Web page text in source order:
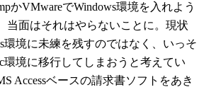
かVMwareでWindows環境を入れよう
当面はそれはやらないことに。現状
環境に未練を残すのではなく、いっそ
環境に移行してしまおうと考えてい
Accessベースの請求書ソフトをあき